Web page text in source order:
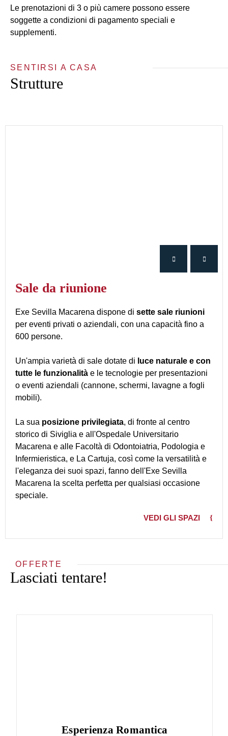
Le prenotazioni di 3 o più camere possono essere
soggette a condizioni di pagamento speciali e
supplementi.
SENTIRSI A CASA
Strutture
Sale da riunione
Exe Sevilla Macarena dispone di sette sale riunioni
per eventi privati o aziendali, con una capacità fino a
600 persone.
Un'ampia varietà di sale dotate di luce naturale e con
tutte le funzionalità e le tecnologie per presentazioni
o eventi aziendali (cannone, schermi, lavagne a fogli
mobili).
La sua posizione privilegiata, di fronte al centro
storico di Siviglia e all'Ospedale Universitario
Macarena e alle Facoltà di Odontoiatria, Podologia e
Infermieristica, e La Cartuja, così come la versatilità e
l'eleganza dei suoi spazi, fanno dell'Exe Sevilla
Macarena la scelta perfetta per qualsiasi occasione
speciale.
VEDI GLI SPAZI
OFFERTE
Lasciati tentare!
Esperienza Romantica